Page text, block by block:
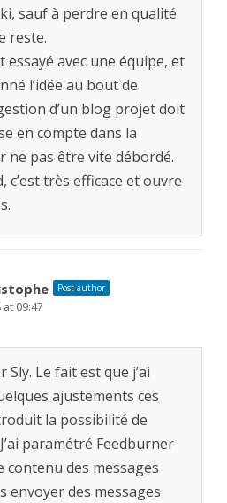
sauf à perdre en qualité
reste.
essayé avec une équipe, et
l’idée au bout de
d’un blog projet doit
en compte dans la
pas être vite débordé.
c’est très efficace et ouvre
Post author
at 09:47
Le fait est que j’ai
ajustements ces
la possibilité de
paramétré Feedburner
contenu des messages
envoyer des messages